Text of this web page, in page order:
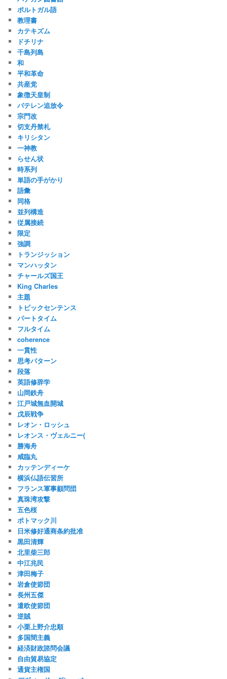
ポルトガル語
教理書
カテキズム
ドチリナ
千島列島
和
平和革命
共産党
象徴天皇制
バテレン追放令
宗門改
切支丹禁札
キリシタン
一神教
らせん状
時系列
単語の手がかり
語彙
同格
並列構造
従属接続
限定
強調
トランジッション
マンハッタン
チャールズ国王
King Charles
主題
トピックセンテンス
パートタイム
フルタイム
coherence
一貫性
思考パターン
段落
英語修辞学
山岡鉄舟
江戸城無血開城
戊辰戦争
レオン・ロッシュ
レオンス・ヴェルニー(
勝海舟
咸臨丸
カッテンディーケ
横浜仏語伝習所
フランス軍事顧問団
真珠湾攻撃
五色桜
ポトマック川
日米修好通商条約批准
黒田清輝
北里柴三郎
中江兆民
津田梅子
岩倉使節団
長州五傑
遣欧使節団
逆賊
小栗上野介忠順
多国間主義
経済財政諮問会議
自由貿易協定
通貨主権国